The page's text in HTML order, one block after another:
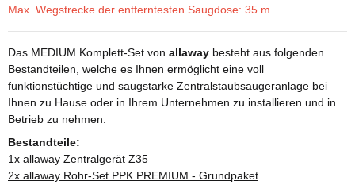
Max. Wegstrecke der entferntesten Saugdose: 35 m
Das MEDIUM Komplett-Set von allaway besteht aus folgenden
Bestandteilen, welche es Ihnen ermöglicht eine voll
funktionstüchtige und saugstarke Zentralstaubsaugeranlage bei
Ihnen zu Hause oder in Ihrem Unternehmen zu installieren und in
Betrieb zu nehmen:
Bestandteile:
1x allaway Zentralgerät Z35
2x allaway Rohr-Set PPK PREMIUM - Grundpaket